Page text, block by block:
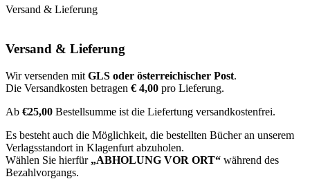
Versand & Lieferung
Versand & Lieferung
Wir versenden mit GLS oder österreichischer Post.
Die Versandkosten betragen € 4,00 pro Lieferung.
Ab €25,00 Bestellsumme ist die Liefertung versandkostenfrei.
Es besteht auch die Möglichkeit, die bestellten Bücher an unserem
Verlagsstandort in Klagenfurt abzuholen.
Wählen Sie hierfür „ABHOLUNG VOR ORT“ während des
Bezahlvorgangs.